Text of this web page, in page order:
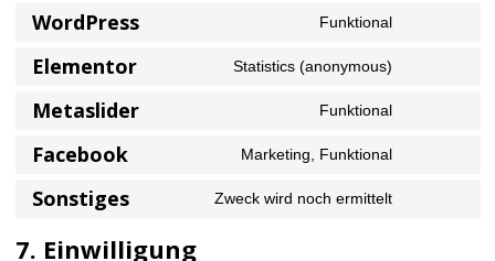
WordPress Funktional
Elementor Statistics (anonymous)
Metaslider Funktional
Facebook Marketing, Funktional
Sonstiges Zweck wird noch ermittelt
7. Einwilligung